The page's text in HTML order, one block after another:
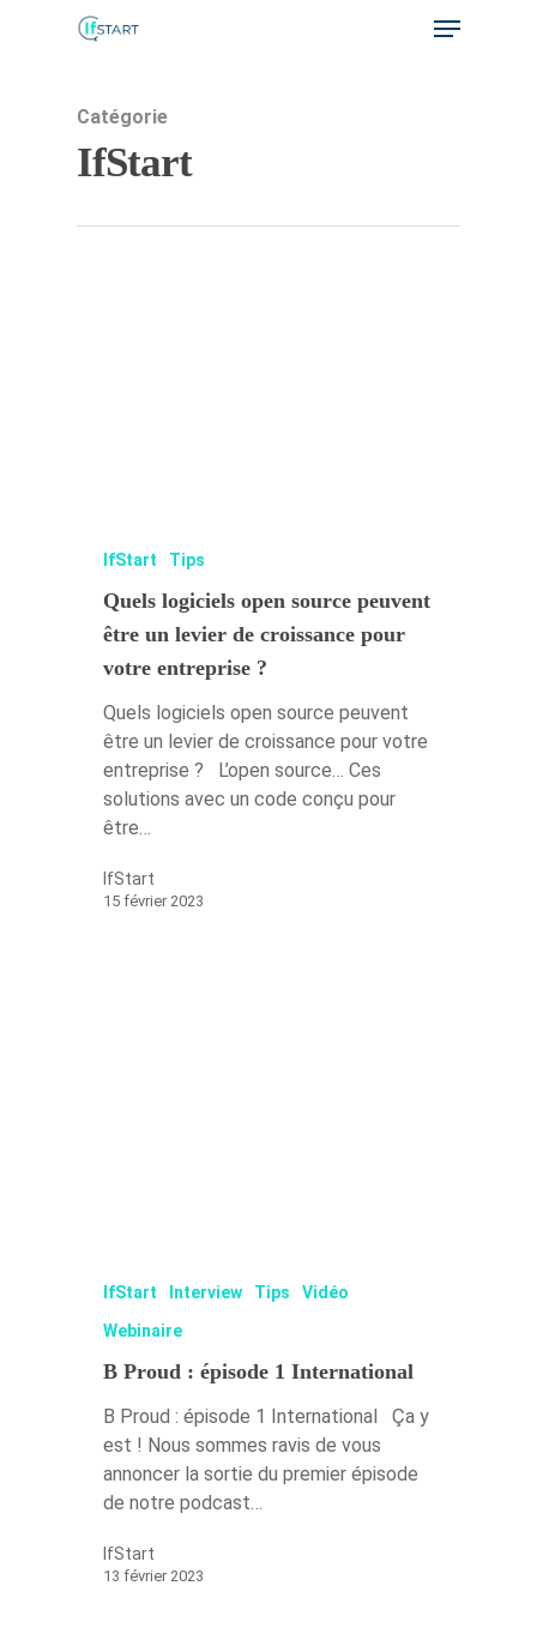
Hit enter to search or ESC to close
Catégorie
IfStart
IfStart Tips
Quels logiciels open source peuvent
être un levier de croissance pour
votre entreprise ?
Quels logiciels open source peuvent
être un levier de croissance pour votre
entreprise ? L’open source… Ces
solutions avec un code conçu pour
être…
IfStart
15 février 2023
IfStart Interview Tips
Vidéo
Webinaire
B Proud : épisode 1 International
B Proud : épisode 1 International Ça y
est ! Nous sommes ravis de vous
annoncer la sortie du premier épisode
de notre podcast…
IfStart
13 février 2023